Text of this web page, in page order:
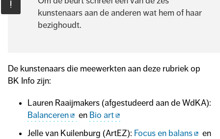
kunstenaars aan de anderen wat hem of haar
bezighoudt.
De kunstenaars die meewerkten aan deze rubriek op
BK Info zijn:
Lauren Raaijmakers (afgestudeerd aan de WdKA):
Balanceren
en Bio art
Jelle van Kuilenburg (ArtEZ): Focus en balans
en